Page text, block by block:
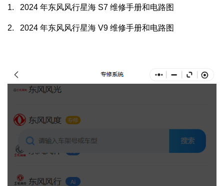
1.
2024 年东风风行星海 S7 维修手册和电路图
2. 2024 年东风风行星海 V9 维修手册和电路图